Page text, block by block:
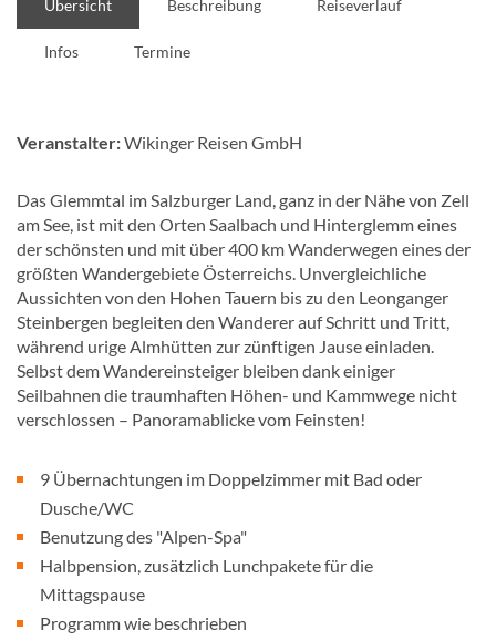
Übersicht Beschreibung Reiseverlauf
Infos Termine
Veranstalter:Wikinger Reisen GmbH
Das Glemmtal im Salzburger Land, ganz in der Nähe von Zell
am See, ist mit den Orten Saalbach und Hinterglemm eines
der schönsten und mit über 400 km Wanderwegen eines der
größten Wandergebiete Österreichs. Unvergleichliche
Aussichten von den Hohen Tauern bis zu den Leonganger
Steinbergen begleiten den Wanderer auf Schritt und Tritt,
während urige Almhütten zur zünftigen Jause einladen.
Selbst dem Wandereinsteiger bleiben dank einiger
Seilbahnen die traumhaften Höhen- und Kammwege nicht
verschlossen – Panoramablicke vom Feinsten!
9 Übernachtungen im Doppelzimmer mit Bad oder
Dusche/WC
Benutzung des "Alpen-Spa"
Halbpension, zusätzlich Lunchpakete für die
Mittagspause
Programm wie beschrieben